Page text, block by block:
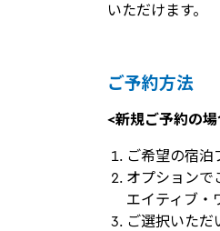
いただけます。
ご予約方法
<新規ご予約の
ご希望の宿泊
オプションで
エイティブ・
ご選択いただ